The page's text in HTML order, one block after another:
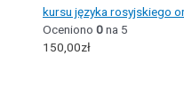
kursu języka rosyjskiego
Oceniono 0na 5
150,00zł